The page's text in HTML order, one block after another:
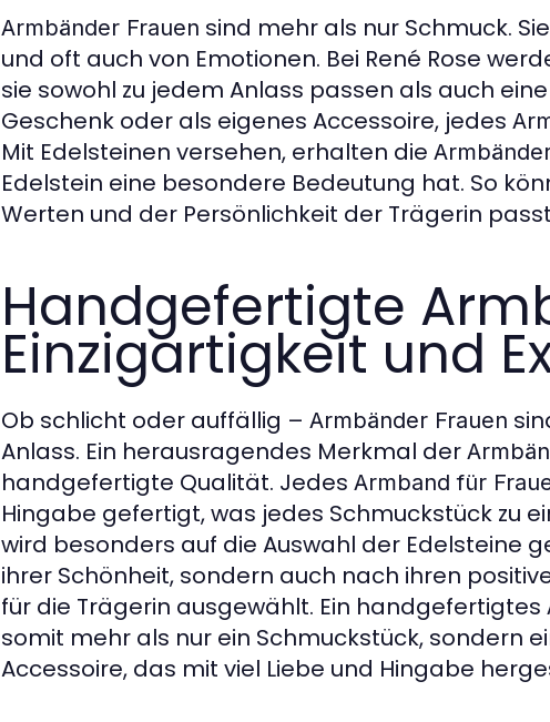
Armbänder Frauen sind mehr als nur Schmuck.
und oft auch von Emotionen. Bei René Rose
sie sowohl zu jedem Anlass passen als auch
Geschenk oder als eigenes Accessoire, jedes
Mit Edelsteinen versehen, erhalten die
Edelstein eine besondere Bedeutung hat. So
Werten und der Persönlichkeit der Trägerin
Handgefertigte
Einzigartigkeit und
Ob schlicht oder auffällig – Armbänder Frauen
Anlass. Ein herausragendes Merkmal der
handgefertigte Qualität. Jedes Armband für
Hingabe gefertigt, was jedes Schmuckstück zu
wird besonders auf die Auswahl der Edelsteine
ihrer Schönheit, sondern auch nach ihren
für die Trägerin ausgewählt. Ein handgefertigtes
somit mehr als nur ein Schmuckstück, sondern
Accessoire, das mit viel Liebe und Hingabe